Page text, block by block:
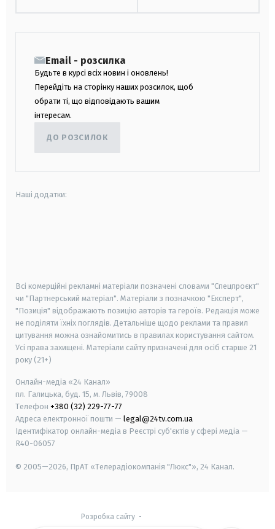
Email - розсилка
Будьте в курсі всіх новин і оновлень!
Перейдіть на сторінку наших розсилок, щоб
обрати ті, що відповідають вашим
інтересам.
ДО РОЗСИЛОК
Наші додатки:
Всі комерційні рекламні матеріали позначені словами "Спецпроєкт"
чи "Партнерський матеріал". Матеріали з позначкою "Експерт",
"Позиція" відображають позицію авторів та героїв. Редакція може
не поділяти їхніх поглядів. Детальніше щодо реклами та правил
цитування можна ознайомитись в правилах користування сайтом.
Усі права захищені. Матеріали сайту призначені для осіб старше 21
року (21+)
Онлайн-медіа «24 Канал»
пл. Галицька, буд. 15, м. Львів, 79008
Телефон +380 (32) 229-77-77
Адреса електронної пошти — legal@24tv.com.ua
Ідентифікатор онлайн-медіа в Реєстрі суб'єктів у сфері медіа —
R40-06057
© 2005—2026, ПрАТ «Телерадіокомпанія "Люкс"», 24 Канал.
Розробка сайту-